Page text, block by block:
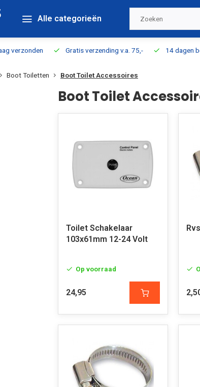
Alle categorieën
verzonden Gratis verzending v.a. 75,- 14 dagen
Boot Toiletten Boot Toilet Accessoires
Boot Toilet
Toilet Schakelaar
103x61mm 12-24 Volt
Op voorraad
24,95